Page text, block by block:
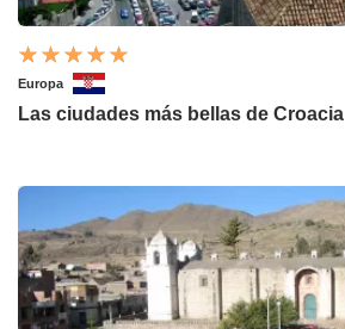
Europa
Las ciudades más bellas de Croacia